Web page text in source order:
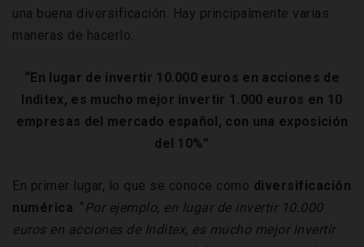
una buena diversificación. Hay principalmente varias
maneras de hacerlo.
“En lugar de invertir 10.000 euros en acciones de
Inditex, es mucho mejor invertir 1.000 euros en 10
empresas del mercado español, con una exposición
del 10%”
En primer lugar, lo que se conoce como diversificación
numérica. “ Por ejemplo, en lugar de invertir 10.000
euros en acciones de Inditex, es mucho mejor invertir